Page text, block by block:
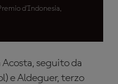
d’Indonesia,
seguito da
e Aldeguer, terzo